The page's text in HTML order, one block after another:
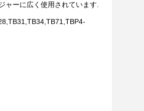
ャーに広く使用されています.